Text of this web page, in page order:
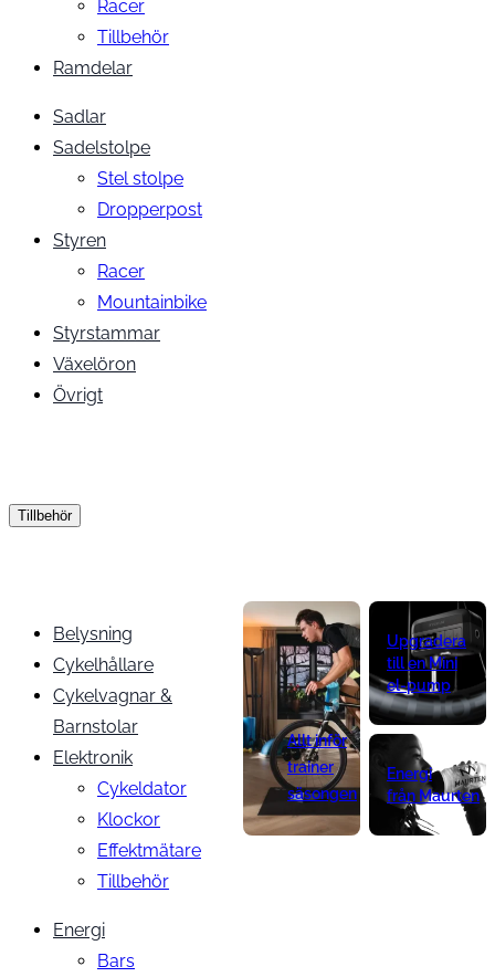
Racer
Tillbehör
Ramdelar
Sadlar
Sadelstolpe
Stel stolpe
Dropperpost
Styren
Racer
Mountainbike
Styrstammar
Växelöron
Övrigt
Tillbehör
Belysning
Cykelhållare
Cykelvagnar &
Barnstolar
Elektronik
Cykeldator
Klockor
Effektmätare
Tillbehör
Energi
Bars
Allt inför
trainer
säsongen
Upgradera
till en Mini
el-pump
Energi
från Maurten